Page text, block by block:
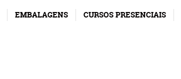
EMBALAGENS CURSOS PRESENCIAIS